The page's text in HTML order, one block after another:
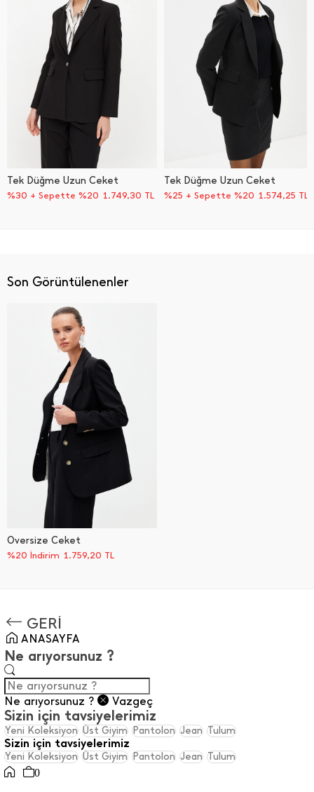
Tek Düğme Uzun Ceket
%30 + Sepette %20 1.749,30 TL
Tek Düğme Uzun Ceket
%25 + Sepette %20 1.574,25 TL
Son Görüntülenenler
Oversize Ceket
%20 İndirim 1.759,20 TL
GERİ
ANASAYFA
Ne arıyorsunuz ?
Ne arıyorsunuz ? Vazgeç
Sizin için tavsiyelerimiz
Yeni Koleksiyon Üst Giyim Pantolon Jean Tulum
Sizin için tavsiyelerimiz
Yeni Koleksiyon Üst Giyim Pantolon Jean Tulum
0